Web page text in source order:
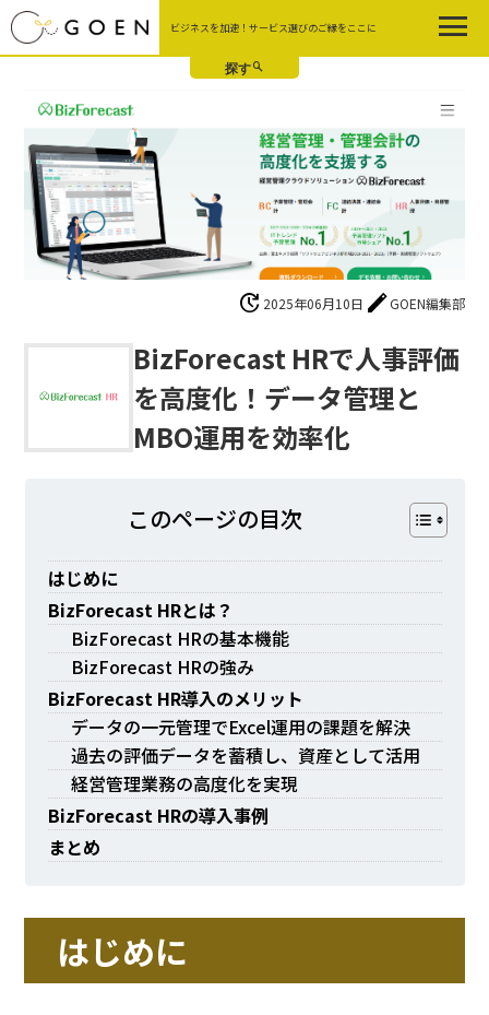
Skip
to
the
ビジネスを加速！サービス選びのご縁をここに
update 2025年06月10日 editGOEN編集部
BizForecast HRで人事評価
を高度化！データ管理と
MBO運用を効率化
このページの⽬次
はじめに
BizForecast HRとは？
BizForecast HRの基本機能
BizForecast HRの強み
BizForecast HR導入のメリット
データの一元管理でExcel運用の課題を解決
過去の評価データを蓄積し、資産として活用
経営管理業務の高度化を実現
BizForecast HRの導入事例
まとめ
はじめに